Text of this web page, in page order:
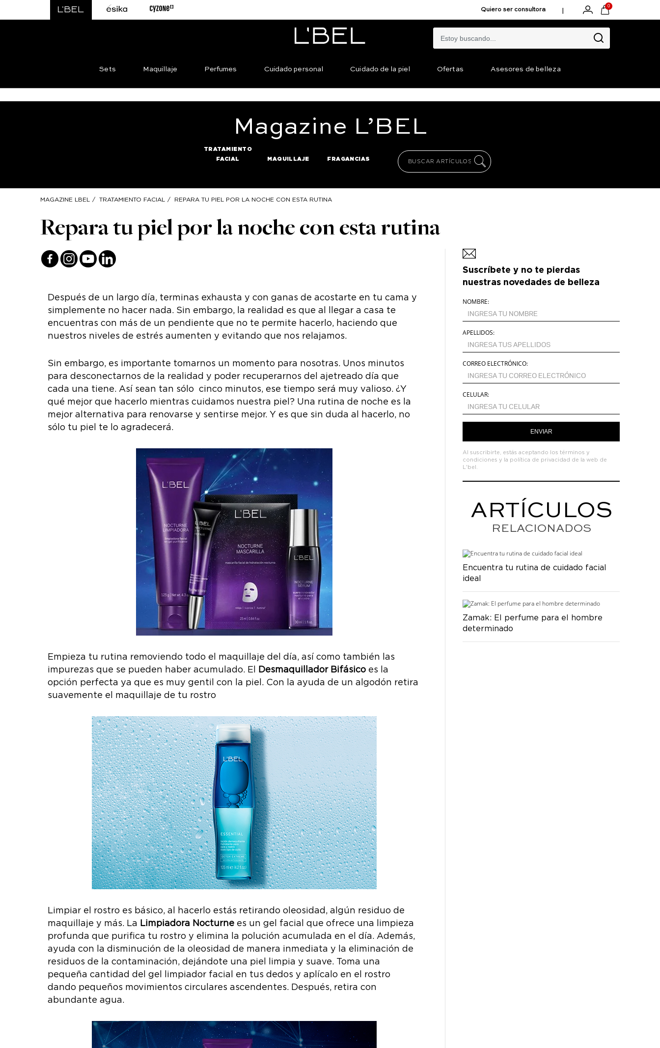
Quiero ser consultora | 0
Sets Maquillaje Perfumes Cuidado personal Cuidado de la piel Ofertas Asesores de belleza
Magazine L’BEL
TRATAMIENTO
FACIAL
MAQUILLAJE FRAGANCIAS
MAGAZINE LBEL / TRATAMIENTO FACIAL / REPARA TU PIEL POR LA NOCHE CON ESTA RUTINA
Repara tu piel por la noche con esta rutina
Después de un largo día, terminas exhausta y con ganas de acostarte en tu cama y
simplemente no hacer nada. Sin embargo, la realidad es que al llegar a casa te
encuentras con más de un pendiente que no te permite hacerlo, haciendo que
nuestros niveles de estrés aumenten y evitando que nos relajamos.
Sin embargo, es importante tomarnos un momento para nosotras. Unos minutos
para desconectarnos de la realidad y poder recuperarnos del ajetreado día que
cada una tiene. Así sean tan sólo cinco minutos, ese tiempo será muy valioso. ¿Y
qué mejor que hacerlo mientras cuidamos nuestra piel? Una rutina de noche es la
mejor alternativa para renovarse y sentirse mejor. Y es que sin duda al hacerlo, no
sólo tu piel te lo agradecerá.
Empieza tu rutina removiendo todo el maquillaje del día, así como también las
impurezas que se pueden haber acumulado. El Desmaquillador Bifásico es la
opción perfecta ya que es muy gentil con la piel. Con la ayuda de un algodón retira
suavemente el maquillaje de tu rostro
Limpiar el rostro es básico, al hacerlo estás retirando oleosidad, algún residuo de
maquillaje y más. La Limpiadora Nocturne es un gel facial que ofrece una limpieza
profunda que purifica tu rostro y elimina la polución acumulada en el día. Además,
ayuda con la disminución de la oleosidad de manera inmediata y la eliminación de
residuos de la contaminación, dejándote una piel limpia y suave. Toma una
pequeña cantidad del gel limpiador facial en tus dedos y aplícalo en el rostro
dando pequeños movimientos circulares ascendentes. Después, retira con
abundante agua.
Suscríbete y no te pierdas
nuestras novedades de belleza
NOMBRE:
APELLIDOS:
CORREO ELECTRÓNICO:
CELULAR:
ENVIAR
Al suscribirte, estás aceptando los términos y
condiciones y la política de privacidad de la web de
L'bel.
ARTÍCULOS
RELACIONADOS
Encuentra tu rutina de cuidado facial
ideal
Zamak: El perfume para el hombre
determinado